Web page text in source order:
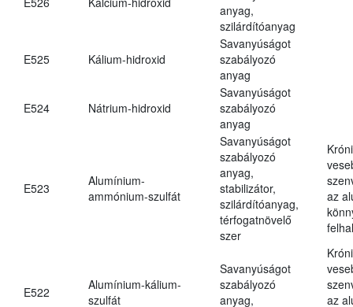
anyag,
szilárdítóanyag
E525 Kálium-hidroxid
Savanyúságot
szabályozó
anyag
E524 Nátrium-hidroxid
Savanyúságot
szabályozó
anyag
E523
Alumínium-
ammónium-szulfát
Savanyúságot
szabályozó
anyag,
stabilizátor,
szilárdítóanyag,
térfogatnövelő
szer
az
E522
Alumínium-kálium-
szulfát
Savanyúságot
szabályozó
anyag,
az